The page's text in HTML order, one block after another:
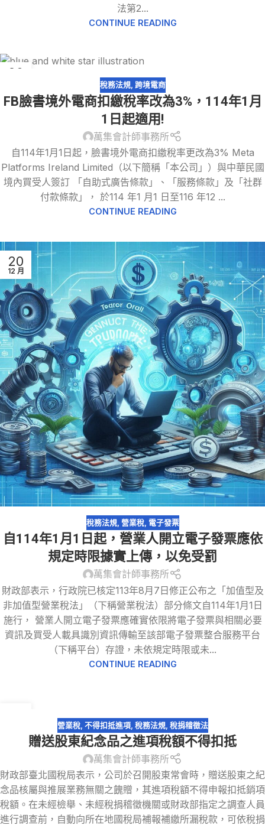
法第2...
CONTINUE READING
20
稅務法規, 跨境電商
FB臉書境外電商扣繳稅率改為3%，114年1月
1日起適用!
萬集會計師事務所
自114年1月1日起，臉書境外電商扣繳稅率更改為3% Meta
Platforms Ireland Limited（以下簡稱「本公司」）與中華民國
境內買受人簽訂 「自助式廣告條款」、「服務條款」及「社群
付款條款」， 於114 年1 月1 日至116 年12 ...
CONTINUE READING
20
12 月
稅務法規, 營業稅, 電子發票
自114年1月1日起，營業人開立電子發票應依
規定時限據實上傳，以免受罰
萬集會計師事務所
財政部表示，行政院已核定113年8月7日修正公布之「加值型及
非加值型營業稅法」（下稱營業稅法）部分條文自114年1月1日
施行， 營業人開立電子發票應確實依限將電子發票與相關必要
資訊及買受人載具識別資訊傳輸至該部電子發票整合服務平台
（下稱平台）存證，未依規定時限或未...
CONTINUE READING
營業稅, 不得扣抵進項, 稅務法規, 稅捐稽徵法
贈送股東紀念品之進項稅額不得扣抵
萬集會計師事務所
財政部臺北國稅局表示，公司於召開股東常會時，贈送股東之紀
念品核屬與推展業務無關之餽贈，其進項稅額不得申報扣抵銷項
稅額。在未經檢舉、未經稅捐稽徵機關或財政部指定之調查人員
進行調查前，自動向所在地國稅局補報補繳所漏稅款，可依稅捐